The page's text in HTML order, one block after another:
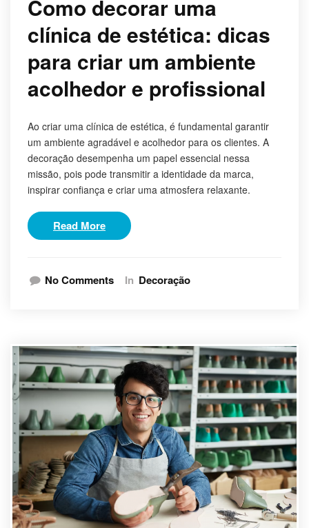
Como decorar uma
clínica de estética: dicas
para criar um ambiente
acolhedor e profissional
Ao criar uma clínica de estética, é fundamental garantir
um ambiente agradável e acolhedor para os clientes. A
decoração desempenha um papel essencial nessa
missão, pois pode transmitir a identidade da marca,
inspirar confiança e criar uma atmosfera relaxante.
Read More
No Comments In Decoração